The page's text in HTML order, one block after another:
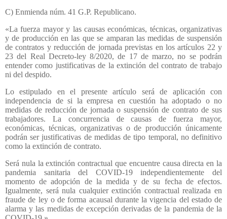
C) Enmienda núm. 41 G.P. Republicano.
«La fuerza mayor y las causas económicas, técnicas, organizativas
y de producción en las que se amparan las medidas de suspensión
de contratos y reducción de jornada previstas en los artículos 22 y
23 del Real Decreto-ley 8/2020, de 17 de marzo, no se podrán
entender como justificativas de la extinción del contrato de trabajo
ni del despido.
Lo estipulado en el presente artículo será de aplicación con
independencia de si la empresa en cuestión ha adoptado o no
medidas de reducción de jornada o suspensión de contrato de sus
trabajadores. La concurrencia de causas de fuerza mayor,
económicas, técnicas, organizativas o de producción únicamente
podrán ser justificativas de medidas de tipo temporal, no definitivo
como la extinción de contrato.
Será nula la extinción contractual que encuentre causa directa en la
pandemia sanitaria del COVID-19 independientemente del
momento de adopción de la medida y de su fecha de efectos.
Igualmente, será nula cualquier extinción contractual realizada en
fraude de ley o de forma acausal durante la vigencia del estado de
alarma y las medidas de excepción derivadas de la pandemia de la